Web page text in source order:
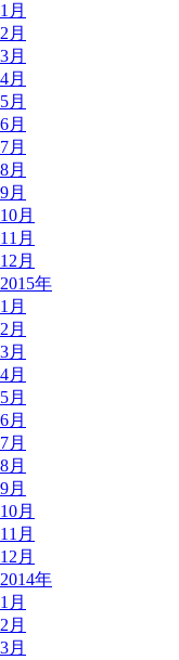
1月
2月
3月
4月
5月
6月
7月
8月
9月
10月
11月
12月
2015年
1月
2月
3月
4月
5月
6月
7月
8月
9月
10月
11月
12月
2014年
1月
2月
3月